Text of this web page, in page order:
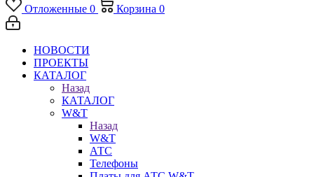
Отложенные 0 Корзина 0
НОВОСТИ
ПРОЕКТЫ
КАТАЛОГ
Назад
КАТАЛОГ
W&T
Назад
W&T
АТС
Телефоны